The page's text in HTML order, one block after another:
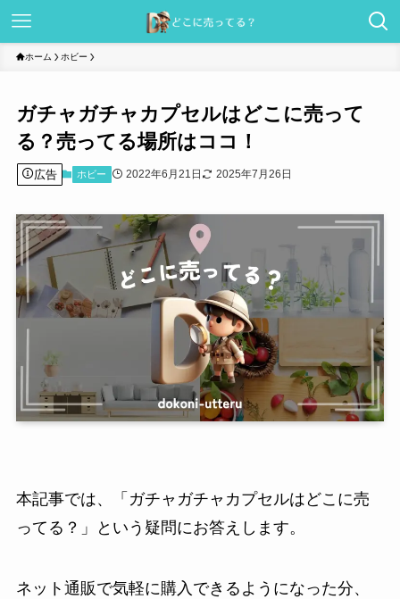
ホーム ホビー
ガチャガチャカプセルはどこに売って
る？売ってる場所はココ！
広告 ホビー 2022年6月21日 2025年7月26日
本記事では、「ガチャガチャカプセルはどこに売
ってる？」という疑問にお答えします。
ネット通販で気軽に購入できるようになった分、